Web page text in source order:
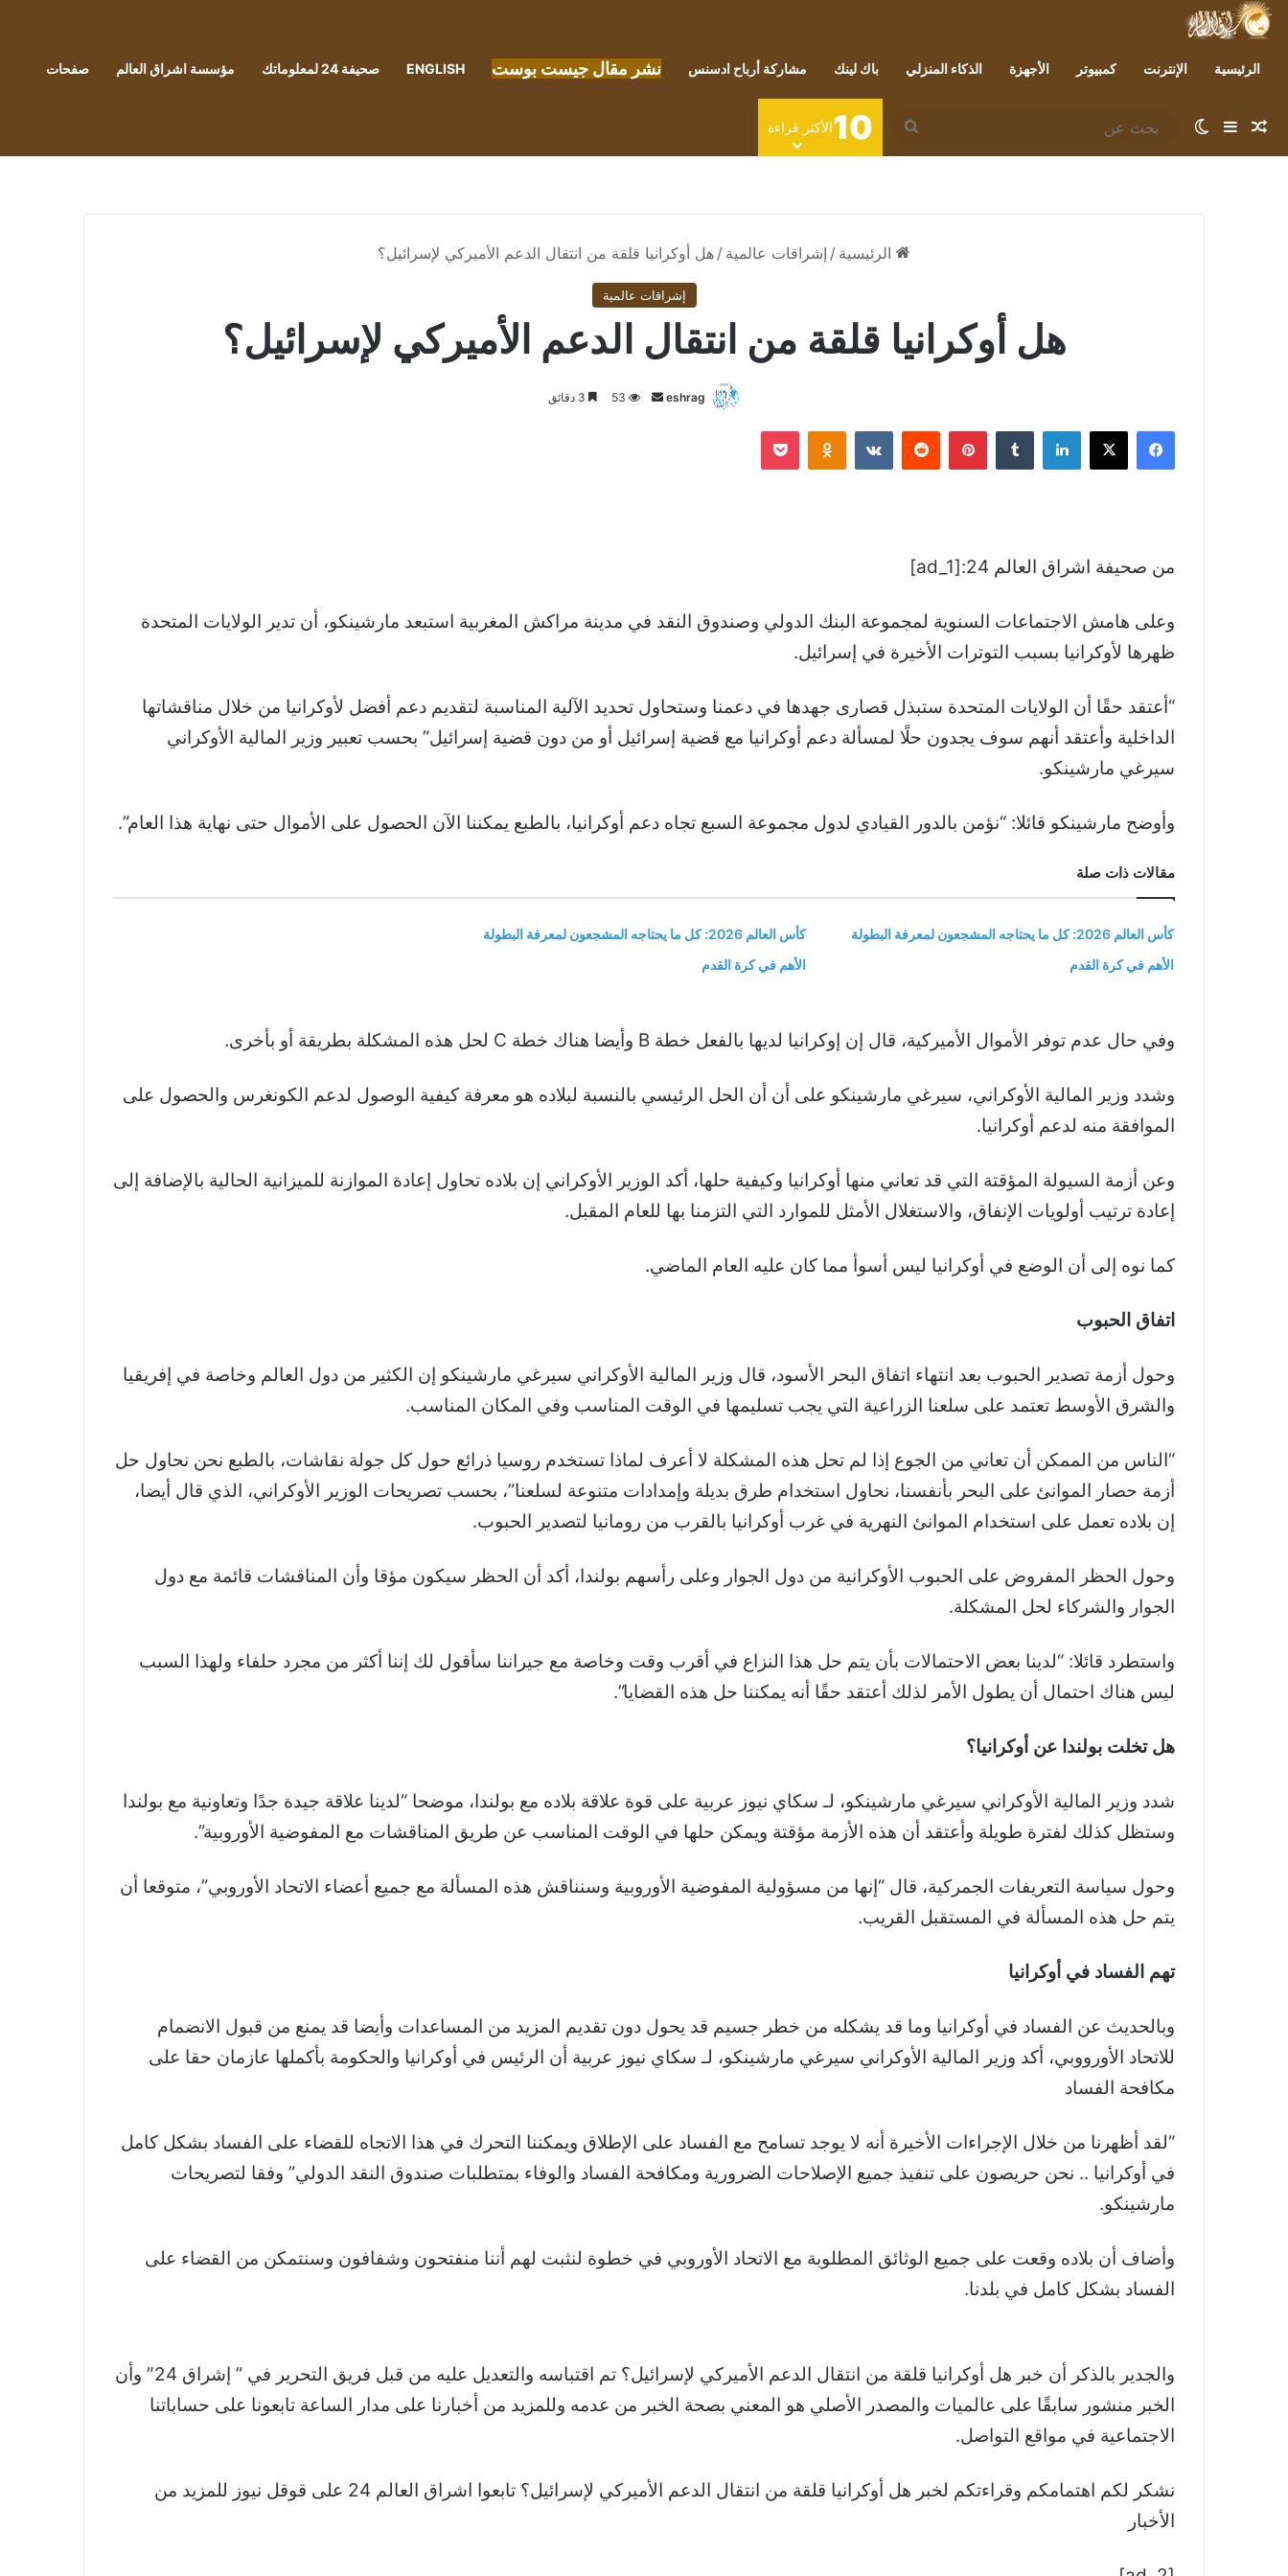
الرئيسية الإنترنت كمبيوتر الأجهزة الذكاء المنزلي باك لينك مشاركة أرباح ادسنس نشر مقال جيست بوست ENGLISH صحيفة 24 لمعلوماتك مؤسسة اشراق العالم صفحات
مقال عشوائي
إضافة عمود جانبي
الوضع المظلم
بحث
عن
10الأكثر قراءة
الرئيسية / إشراقات عالمية / هل أوكرانيا قلقة من انتقال الدعم الأميركي لإسرائيل؟
إشراقات عالمية
هل أوكرانيا قلقة من انتقال الدعم الأميركي لإسرائيل؟
eshrag
أرسل 53
فيسبوك
‫X لينكدإن بينتيريست Odnoklassniki
‫Pocket
من صحيفة اشراق العالم 24:[ad_1]
وعلى هامش الاجتماعات السنوية لمجموعة البنك الدولي وصندوق النقد في مدينة مراكش المغربية استبعد مارشينكو، أن تدير الولايات المتحدة
ظهرها لأوكرانيا بسبب التوترات الأخيرة في إسرائيل.
“أعتقد حقًا أن الولايات المتحدة ستبذل قصارى جهدها في دعمنا وستحاول تحديد الآلية المناسبة لتقديم دعم أفضل لأوكرانيا من خلال مناقشاتها
الداخلية وأعتقد أنهم سوف يجدون حلًا لمسألة دعم أوكرانيا مع قضية إسرائيل أو من دون قضية إسرائيل” بحسب تعبير وزير المالية الأوكراني
سيرغي مارشينكو.
وأوضح مارشينكو قائلا: “نؤمن بالدور القيادي لدول مجموعة السبع تجاه دعم أوكرانيا، بالطبع يمكننا الآن الحصول على الأموال حتى نهاية هذا العام”.
مقالات ذات صلة
كأس العالم 2026: كل ما يحتاجه المشجعون لمعرفة البطولة
الأهم في كرة القدم
كأس العالم 2026: كل ما يحتاجه المشجعون لمعرفة البطولة
الأهم في كرة القدم
وفي حال عدم توفر الأموال الأميركية، قال إن إوكرانيا لديها بالفعل خطة B وأيضا هناك خطة C لحل هذه المشكلة بطريقة أو بأخرى.
وشدد وزير المالية الأوكراني، سيرغي مارشينكو على أن أن الحل الرئيسي بالنسبة لبلاده هو معرفة كيفية الوصول لدعم الكونغرس والحصول على
الموافقة منه لدعم أوكرانيا.
وعن أزمة السيولة المؤقتة التي قد تعاني منها أوكرانيا وكيفية حلها، أكد الوزير الأوكراني إن بلاده تحاول إعادة الموازنة للميزانية الحالية بالإضافة إلى
إعادة ترتيب أولويات الإنفاق، والاستغلال الأمثل للموارد التي التزمنا بها للعام المقبل.
كما نوه إلى أن الوضع في أوكرانيا ليس أسوأ مما كان عليه العام الماضي.
اتفاق الحبوب
وحول أزمة تصدير الحبوب بعد انتهاء اتفاق البحر الأسود، قال وزير المالية الأوكراني سيرغي مارشينكو إن الكثير من دول العالم وخاصة في إفريقيا
والشرق الأوسط تعتمد على سلعنا الزراعية التي يجب تسليمها في الوقت المناسب وفي المكان المناسب.
“الناس من الممكن أن تعاني من الجوع إذا لم تحل هذه المشكلة لا أعرف لماذا تستخدم روسيا ذرائع حول كل جولة نقاشات، بالطبع نحن نحاول حل
أزمة حصار الموانئ على البحر بأنفسنا، نحاول استخدام طرق بديلة وإمدادات متنوعة لسلعنا”، بحسب تصريحات الوزير الأوكراني، الذي قال أيضا،
إن بلاده تعمل على استخدام الموانئ النهرية في غرب أوكرانيا بالقرب من رومانيا لتصدير الحبوب.
وحول الحظر المفروض على الحبوب الأوكرانية من دول الجوار وعلى رأسهم بولندا، أكد أن الحظر سيكون مؤقا وأن المناقشات قائمة مع دول
الجوار والشركاء لحل المشكلة.
واستطرد قائلا: “لدينا بعض الاحتمالات بأن يتم حل هذا النزاع في أقرب وقت وخاصة مع جيراننا سأقول لك إننا أكثر من مجرد حلفاء ولهذا السبب
ليس هناك احتمال أن يطول الأمر لذلك أعتقد حقًا أنه يمكننا حل هذه القضايا”.
هل تخلت بولندا عن أوكرانيا؟
شدد وزير المالية الأوكراني سيرغي مارشينكو، لـ سكاي نيوز عربية على قوة علاقة بلاده مع بولندا، موضحا “لدينا علاقة جيدة جدًا وتعاونية مع بولندا
وستظل كذلك لفترة طويلة وأعتقد أن هذه الأزمة مؤقتة ويمكن حلها في الوقت المناسب عن طريق المناقشات مع المفوضية الأوروبية”.
وحول سياسة التعريفات الجمركية، قال “إنها من مسؤولية المفوضية الأوروبية وسنناقش هذه المسألة مع جميع أعضاء الاتحاد الأوروبي”، متوقعا أن
يتم حل هذه المسألة في المستقبل القريب.
تهم الفساد في أوكرانيا
وبالحديث عن الفساد في أوكرانيا وما قد يشكله من خطر جسيم قد يحول دون تقديم المزيد من المساعدات وأيضا قد يمنع من قبول الانضمام
للاتحاد الأورووبي، أكد وزير المالية الأوكراني سيرغي مارشينكو، لـ سكاي نيوز عربية أن الرئيس في أوكرانيا والحكومة بأكملها عازمان حقا على
مكافحة الفساد
“لقد أظهرنا من خلال الإجراءات الأخيرة أنه لا يوجد تسامح مع الفساد على الإطلاق ويمكننا التحرك في هذا الاتجاه للقضاء على الفساد بشكل كامل
في أوكرانيا .. نحن حريصون على تنفيذ جميع الإصلاحات الضرورية ومكافحة الفساد والوفاء بمتطلبات صندوق النقد الدولي” وفقا لتصريحات
مارشينكو.
وأضاف أن بلاده وقعت على جميع الوثائق المطلوبة مع الاتحاد الأوروبي في خطوة لنثبت لهم أننا منفتحون وشفافون وسنتمكن من القضاء على
الفساد بشكل كامل في بلدنا.
والجدير بالذكر أن خبر هل أوكرانيا قلقة من انتقال الدعم الأميركي لإسرائيل؟ تم اقتباسه والتعديل عليه من قبل فريق التحرير في ” إشراق 24″ وأن
الخبر منشور سابقًا على عالميات والمصدر الأصلي هو المعني بصحة الخبر من عدمه وللمزيد من أخبارنا على مدار الساعة تابعونا على حساباتنا
الاجتماعية في مواقع التواصل.
نشكر لكم اهتمامكم وقراءتكم لخبر هل أوكرانيا قلقة من انتقال الدعم الأميركي لإسرائيل؟ تابعوا اشراق العالم 24 على قوقل نيوز للمزيد من
الأخبار